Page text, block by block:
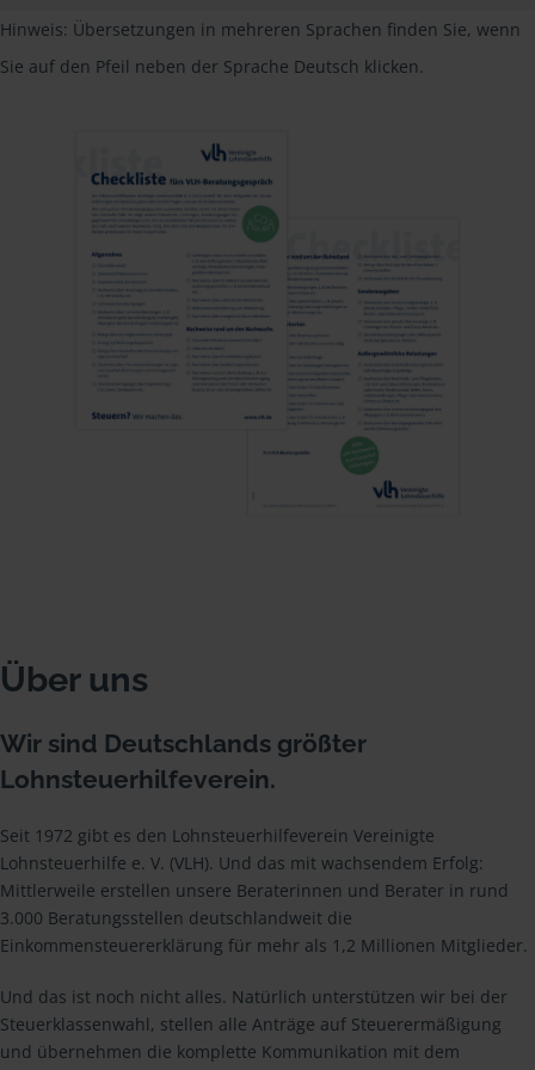
Hinweis: Übersetzungen in mehreren Sprachen finden Sie, wenn
Sie auf den Pfeil neben der Sprache Deutsch klicken.
Über uns
Wir sind Deutschlands größter
Lohnsteuerhilfeverein.
Seit 1972 gibt es den Lohnsteuerhilfeverein Vereinigte
Lohnsteuerhilfe e. V. (VLH). Und das mit wachsendem Erfolg:
Mittlerweile erstellen unsere Beraterinnen und Berater in rund
3.000 Beratungsstellen deutschlandweit die
Einkommensteuererklärung für mehr als 1,2 Millionen Mitglieder.
Und das ist noch nicht alles. Natürlich unterstützen wir bei der
Steuerklassenwahl, stellen alle Anträge auf Steuerermäßigung
und übernehmen die komplette Kommunikation mit dem